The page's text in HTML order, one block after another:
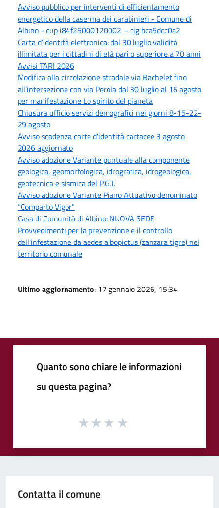
Avviso pubblico per interventi di efficientamento
energetico della caserma dei carabinieri - Comune di
Albino - cup i84f25000120002 – cig bca5dcc0a2
Carta d’identità elettronica: dal 30 luglio validità
illimitata per i cittadini di età pari o superiore a 70 anni
Avvisi TARI 2026
Modifica alla circolazione stradale via Bachelet fino
all’intersezione con via Perola dal 30 luglio al 16 agosto
per manifestazione Lo spirito del pianeta
Chiusura ufficio servizi demografici nei giorni 8-15-22-
29 agosto
Avviso scadenza carte d'identità cartacee 3 agosto
2026 aggiornato
Avviso adozione Variante puntuale alla componente
geologica, geomorfologica, idrografica, idrogeologica,
geotecnica e sismica del P.G.T.
Avviso adozione Variante Piano Attuativo denominato
“Comparto Vigor"
Casa di Comunità di Albino: NUOVA SEDE
Provvedimenti per la prevenzione e il controllo
dell'infestazione da aedes albopictus (zanzara tigre) nel
territorio comunale
Ultimo aggiornamento: 17 gennaio 2026, 15:34
Quanto sono chiare le informazioni
su questa pagina?
Contatta il comune